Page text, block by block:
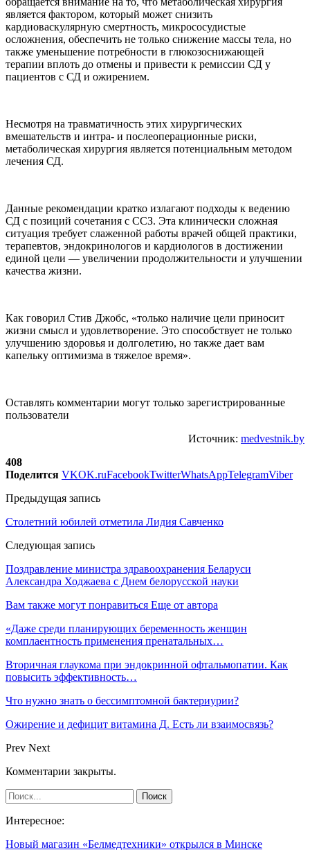
является фактором, который может снизить
кардиоваскулярную смертность, микрососудистые
осложнения, обеспечить не только снижение массы тела, но
также уменьшение потребности в глюкозоснижающей
терапии вплоть до отмены и привести к ремиссии СД у
пациентов с СД и ожирением.
Несмотря на травматичность этих хирургических
вмешательств и интра- и послеоперационные риски,
метаболическая хирургия является потенциальным методом
лечения СД.
Данные рекомендации кратко излагают подходы к ведению
СД с позиций сочетания с ССЗ. Эта клинически сложная
ситуация требует слаженной работы врачей общей практики,
терапевтов, эндокринологов и кардиологов в достижении
единой цели — увеличении продолжительности и улучшении
качества жизни.
Как говорил Стив Джобс, «только наличие цели приносит
жизни смысл и удовлетворение. Это способствует не только
улучшению здоровья и долголетию, но также дает вам
капельку оптимизма в тяжелое время».
Оставлять комментарии могут только зарегистрированные
пользователи
Источник: medvestnik.by
408
Поделится VKOK.ruFacebookTwitterWhatsAppTelegramViber
Предыдущая запись
Столетний юбилей отметила Лидия Савченко
Следующая запись
Поздравление министра здравоохранения Беларуси
Александра Ходжаева с Днем белорусской науки
Вам также могут понравиться Еще от автора
«Даже среди планирующих беременность женщин
комплаентность применения пренатальных…
Вторичная глаукома при эндокринной офтальмопатии. Как
повысить эффективность…
Что нужно знать о бессимптомной бактериурии?
Ожирение и дефицит витамина Д. Есть ли взаимосвязь?
Prev Next
Комментарии закрыты.
Интересное:
Новый магазин «Белмедтехники» открылся в Минске